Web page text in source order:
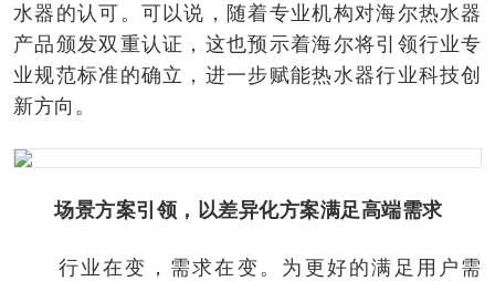
水器的认可。可以说，随着专业机构对海尔热水器
产品颁发双重认证，这也预示着海尔将引领行业专
业规范标准的确立，进一步赋能热水器行业科技创
新方向。
场景方案引领，以差异化方案满足高端需求
行业在变，需求在变。为更好的满足用户需